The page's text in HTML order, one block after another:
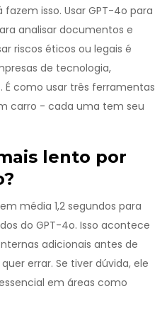
isso. Usar GPT-4o para
analisar documentos e
riscos éticos ou legais é
de tecnologia,
É como usar três ferramentas
carro - cada uma tem seu
lento por
média 1,2 segundos para
do GPT-4o. Isso acontece
adicionais antes de
errar. Se tiver dúvida, ele
em áreas como